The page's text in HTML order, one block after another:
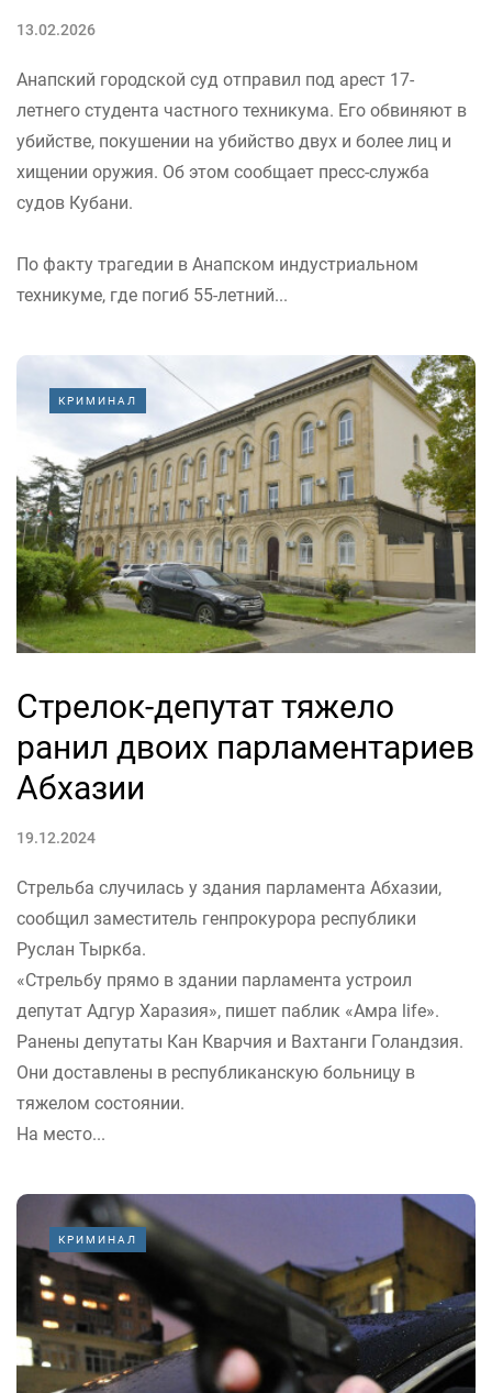
13.02.2026
Анапский городской суд отправил под арест 17-
летнего студента частного техникума. Его обвиняют в
убийстве, покушении на убийство двух и более лиц и
хищении оружия. Об этом сообщает пресс-служба
судов Кубани.
По факту трагедии в Анапском индустриальном
техникуме, где погиб 55-летний...
КРИМИНАЛ
Стрелок-депутат тяжело
ранил двоих парламентариев
Абхазии
19.12.2024
Стрельба случилась у здания парламента Абхазии,
сообщил заместитель генпрокурора республики
Руслан Тыркба.
«Стрельбу прямо в здании парламента устроил
депутат Адгур Харазия», пишет паблик «Амра life».
Ранены депутаты Кан Кварчия и Вахтанги Голандзия.
Они доставлены в республиканскую больницу в
тяжелом состоянии.
На место...
КРИМИНАЛ